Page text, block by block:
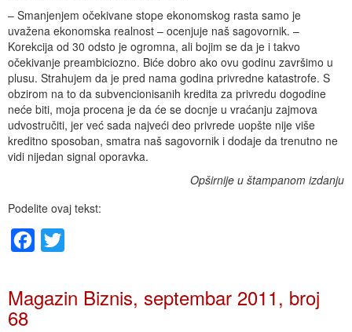
– Smanjenjem očekivane stope ekonomskog rasta samo je
uvažena ekonomska realnost – ocenjuje naš sagovornik. –
Korekcija od 30 odsto je ogromna, ali bojim se da je i takvo
očekivanje preambiciozno. Biće dobro ako ovu godinu završimo u
plusu. Strahujem da je pred nama godina privredne katastrofe. S
obzirom na to da subvencionisanih kredita za privredu dogodine
neće biti, moja procena je da će se docnje u vraćanju zajmova
udvostručiti, jer već sada najveći deo privrede uopšte nije više
kreditno sposoban, smatra naš sagovornik i dodaje da trenutno ne
vidi nijedan signal oporavka.
Opširnije u štampanom izdanju
Podelite ovaj tekst:
Facebook
Magazin Biznis, septembar 2011, broj
68